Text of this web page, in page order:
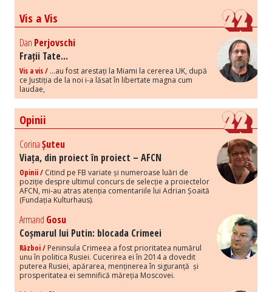
Vis a Vis
Dan Perjovschi
Frații Tate...
Vis a vis / ...au fost arestați la Miami la cererea UK, după
ce Justiția de la noi i-a lăsat în libertate magna cum
laudae,
Opinii
CorinaȘuteu
Viața, din proiect în proiect – AFCN
Opinii / Citind pe FB variate și numeroase luări de
poziție despre ultimul concurs de selecție a proiectelor
AFCN, mi-au atras atenția comentariile lui Adrian Șoaită
(Fundația Kulturhaus).
Armand Gosu
Coșmarul lui Putin: blocada Crimeei
Război / Peninsula Crimeea a fost prioritatea numărul
unu în politica Rusiei. Cucerirea ei în 2014 a dovedit
puterea Rusiei, apărarea, menținerea în siguranță și
prosperitatea ei semnifică măreția Moscovei.